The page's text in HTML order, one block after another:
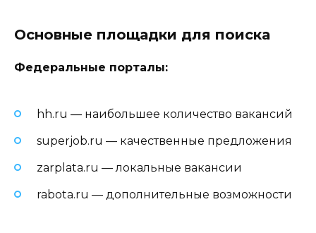
Основные площадки для поиска
Федеральные порталы:
hh.ru — наибольшее количество вакансий
superjob.ru — качественные предложения
zarplata.ru — локальные вакансии
rabota.ru — дополнительные возможности